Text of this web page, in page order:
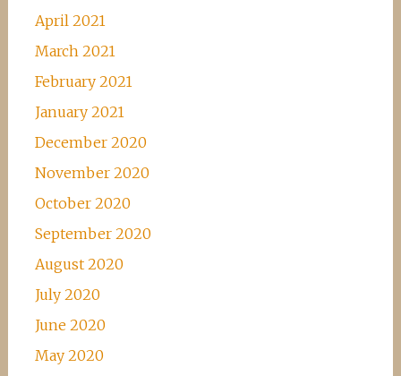
April 2021
March 2021
February 2021
January 2021
December 2020
November 2020
October 2020
September 2020
August 2020
July 2020
June 2020
May 2020